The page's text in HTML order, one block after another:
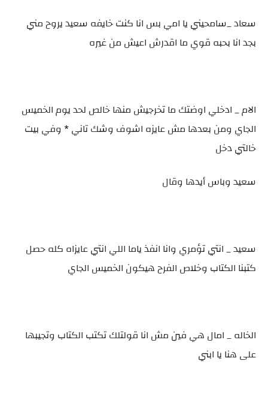
سعاد _سامحيني يا امي بس انا كنت خايفه سعيد يروح مني
بجد انا بحبه قوي ما اقدرش اعيش من غيره
الام _ ادخلي اوضتك ما تخرجيش منها خالص لحد يوم الخميس
الجاي ومن بعدها مش عايزه اشوف وشك تاني * وفي بيت
خالتي دخل
سعيد وباس أيدها وقال
سعيد _ انتي تؤمري وانا انفذ ياما اللي انتي عايزاه كله حصل
كتبنا الكتاب وخلاص الفرح هيكون الخميس الجاي
الخاله _ امال هي فين مش انا قولتلك تكتب الكتاب وتجيبها
على هنا يا ابني